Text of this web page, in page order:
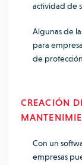
actividad de
Algunas de
para
de
CREACIÓN
Con un
empresas